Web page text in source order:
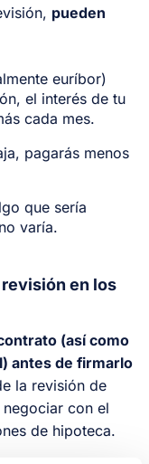
pueden
euríbor)
el interés de tu
cada mes.
pagarás menos
que sería
varía.
en los
(así como
antes de firmarlo
la revisión de
con el
de hipoteca.